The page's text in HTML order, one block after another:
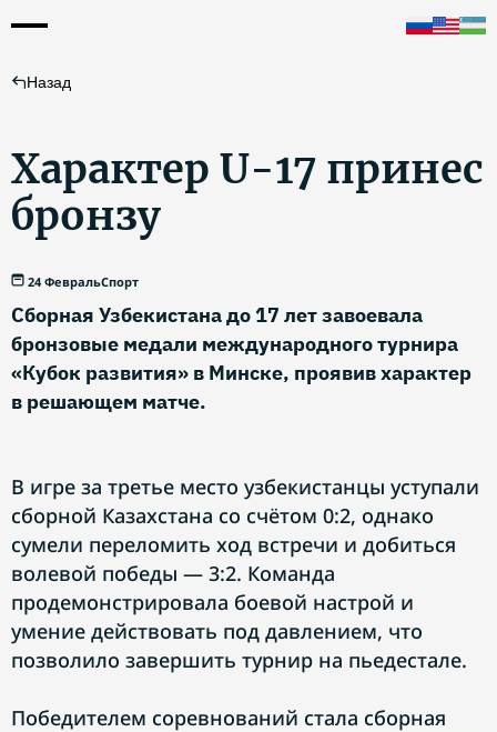
Назад
Характер U-17 принес
бронзу
24 ФевральСпорт
Сборная Узбекистана до 17 лет завоевала
бронзовые медали международного турнира
«Кубок развития» в Минске, проявив характер
в решающем матче.
В игре за третье место узбекистанцы уступали
сборной Казахстана со счётом 0:2, однако
сумели переломить ход встречи и добиться
волевой победы — 3:2. Команда
продемонстрировала боевой настрой и
умение действовать под давлением, что
позволило завершить турнир на пьедестале.
Победителем соревнований стала сборная